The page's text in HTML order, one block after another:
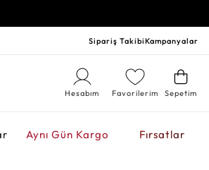
Sipariş TakibiKampanyalar
Sepetim
Favorilerim
Hesabım
Aynı Gün Kargo Fırsatlar